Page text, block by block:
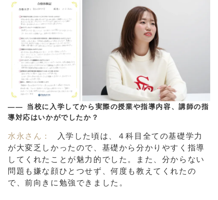
当校に入学してから実際の授業や指導内容、講師の指
導対応はいかがでしたか？
水永さん：
入学した頃は、４科目全ての基礎学力
が大変乏しかったので、基礎から分かりやすく指導
してくれたことが魅力的でした。また、分からない
問題も嫌な顔ひとつせず、何度も教えてくれたの
で、前向きに勉強できました。